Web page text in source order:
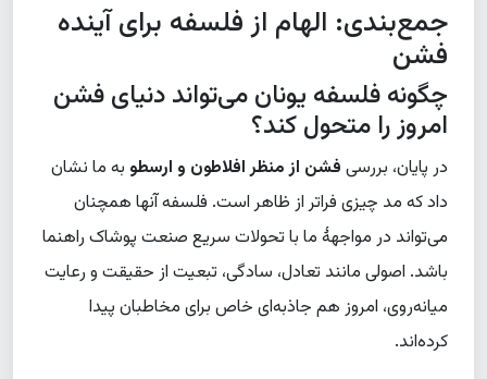
جمع‌بندی: الهام از فلسفه برای آینده
فشن
چگونه فلسفه یونان می‌تواند دنیای فشن
امروز را متحول کند؟
در پایان، بررسیفشن از منظر افلاطون و ارسطوبه ما نشان
داد که مد چیزی فراتر از ظاهر است. فلسفه آنها همچنان
می‌تواند در مواجههٔ ما با تحولات سریع صنعت پوشاک راهنما
باشد. اصولی مانند تعادل، سادگی، تبعیت از حقیقت و رعایت
میانه‌روی، امروز هم جاذبه‌ای خاص برای مخاطبان پیدا
کرده‌اند.